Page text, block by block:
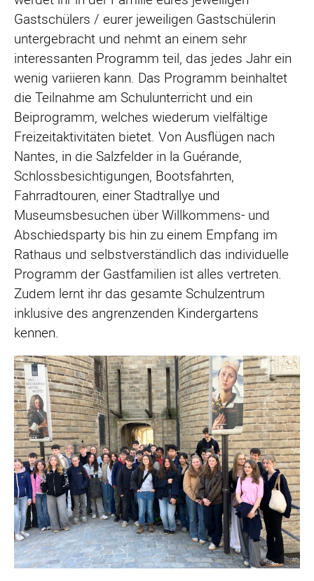
Gastschülers / eurer jeweiligen Gastschülerin
untergebracht und nehmt an einem sehr
interessanten Programm teil, das jedes Jahr ein
wenig variieren kann. Das Programm beinhaltet
die Teilnahme am Schulunterricht und ein
Beiprogramm, welches wiederum vielfältige
Freizeitaktivitäten bietet. Von Ausflügen nach
Nantes, in die Salzfelder in la Guérande,
Schlossbesichtigungen, Bootsfahrten,
Fahrradtouren, einer Stadtrallye und
Museumsbesuchen überWillkommens- und
Abschiedsparty bis hin zu einem Empfang im
Rathaus und selbstverständlich das individuelle
Programm der Gastfamilien ist alles vertreten.
Zudem lernt ihr das gesamte Schulzentrum
inklusive des angrenzenden Kindergartens
kennen.